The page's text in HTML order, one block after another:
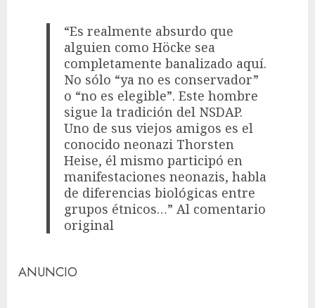
“Es realmente absurdo que
alguien como Höcke sea
completamente banalizado aquí.
No sólo “ya no es conservador”
o “no es elegible”. Este hombre
sigue la tradición del NSDAP.
Uno de sus viejos amigos es el
conocido neonazi Thorsten
Heise, él mismo participó en
manifestaciones neonazis, habla
de diferencias biológicas entre
grupos étnicos…” Al comentario
original
ANUNCIO